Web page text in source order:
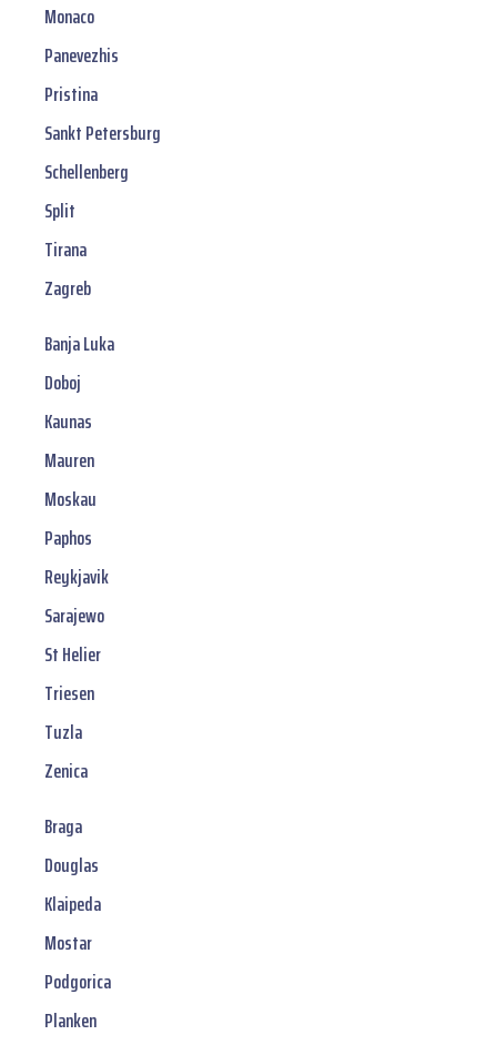
Monaco
Panevezhis
Pristina
Sankt Petersburg
Schellenberg
Split
Tirana
Zagreb
Banja Luka
Doboj
Kaunas
Mauren
Moskau
Paphos
Reykjavik
Sarajewo
St Helier
Triesen
Tuzla
Zenica
Braga
Douglas
Klaipeda
Mostar
Podgorica
Planken